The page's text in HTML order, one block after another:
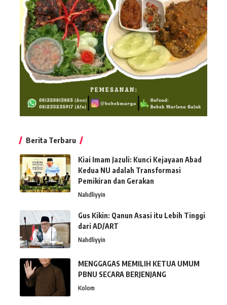
Berita Terbaru
Kiai Imam Jazuli: Kunci Kejayaan Abad
Kedua NU adalah Transformasi
Pemikiran dan Gerakan
Nahdliyyin
Gus Kikin: Qanun Asasi itu Lebih Tinggi
dari AD/ART
Nahdliyyin
MENGGAGAS MEMILIH KETUA UMUM
PBNU SECARA BERJENJANG
Kolom